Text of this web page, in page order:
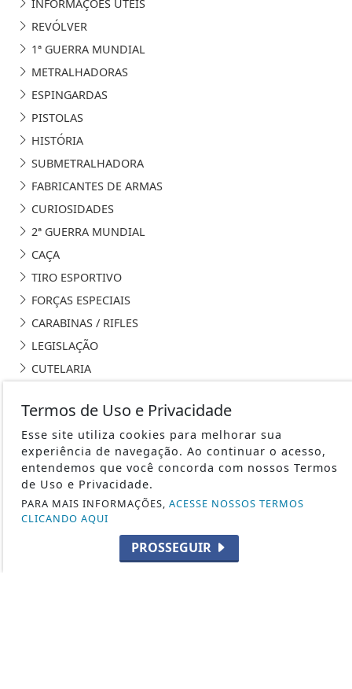
INFORMAÇÕES ÚTEIS
REVÓLVER
1ª GUERRA MUNDIAL
METRALHADORAS
ESPINGARDAS
PISTOLAS
HISTÓRIA
SUBMETRALHADORA
FABRICANTES DE ARMAS
CURIOSIDADES
2ª GUERRA MUNDIAL
CAÇA
TIRO ESPORTIVO
FORÇAS ESPECIAIS
CARABINAS / RIFLES
LEGISLAÇÃO
CUTELARIA
VARIEDADES
ARMAS DE AR
MUNIÇÕES
FUZIS
MILITARISMO
ACESSÓRIOS E EQUIPAMENTOS
ÚLTIMAS NOTÍCIAS
Termos de Uso e Privacidade
Esse site utiliza cookies para melhorar sua
experiência de navegação. Ao continuar o acesso,
entendemos que você concorda com nossos Termos
de Uso e Privacidade.
PARA MAIS INFORMAÇÕES, ACESSE NOSSOS TERMOS
CLICANDO AQUI
PROSSEGUIR